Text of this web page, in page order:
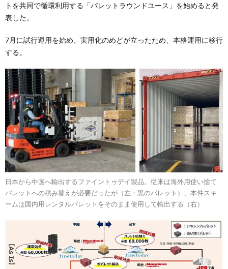
トを共同で循環利用する「パレットラウンドユース」を始めると発
表した。
7月に試行運用を始め、実用化のめどが立ったため、本格運用に移行
する。
日本から中国へ輸出するファイントゥデイ製品。従来は海外用使い捨て
パレットへの積み替えが必要だったが（左・黒のパレット）、本件スキ
ームは国内用レンタルパレットをそのまま使用して輸出する（右）